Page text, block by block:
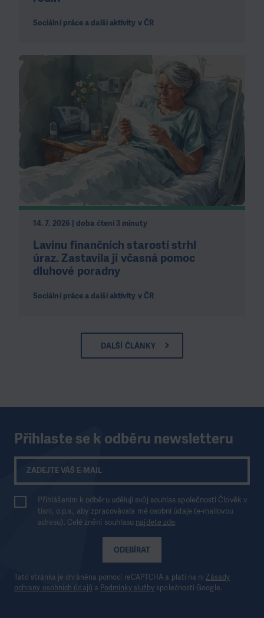
Sociální práce a další aktivity v ČR
14. 7. 2026 | doba čtení 3 minuty
Lavinu finančních starostí strhl
úraz. Zastavila ji včasná pomoc
dluhové poradny
Sociální práce a další aktivity v ČR
DALŠÍ ČLÁNKY
Přihlaste se k odběru newsletteru
ODEBÍRAT
Přihlášením k odběru uděluji svůj souhlas společnosti Člověk v
tísni, o.p.s., aby zpracovávala mé osobní údaje (e-mailovou
adresu). Celé znění souhlasu najdete zde.
Tato stránka je chráněna pomocí reCAPTCHA a platí na niZásady
ochrany osobních údajů a Podmínky služby společnosti Google.